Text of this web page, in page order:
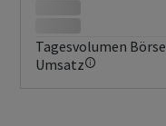
Tagesvolumen Börse
Umsatz